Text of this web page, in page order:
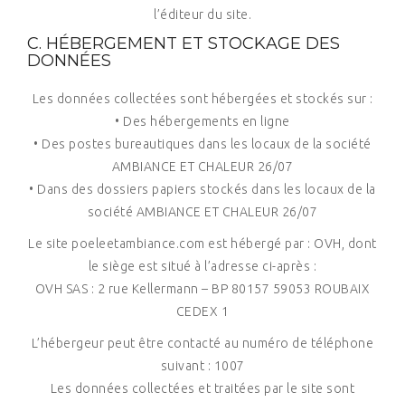
l’éditeur du site.
C. HÉBERGEMENT ET STOCKAGE DES
DONNÉES
Les données collectées sont hébergées et stockés sur :
• Des hébergements en ligne
• Des postes bureautiques dans les locaux de la société
AMBIANCE ET CHALEUR 26/07
• Dans des dossiers papiers stockés dans les locaux de la
société AMBIANCE ET CHALEUR 26/07
Le site poeleetambiance.com est hébergé par : OVH, dont
le siège est situé à l’adresse ci-après :
OVH SAS : 2 rue Kellermann – BP 80157 59053 ROUBAIX
CEDEX 1
L’hébergeur peut être contacté au numéro de téléphone
suivant : 1007
Les données collectées et traitées par le site sont